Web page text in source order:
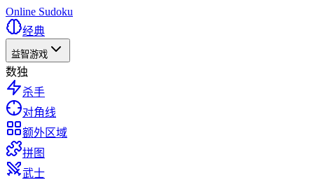
Online Sudoku
经典
益智游戏
数独
杀手
对角线
额外区域
拼图
武士